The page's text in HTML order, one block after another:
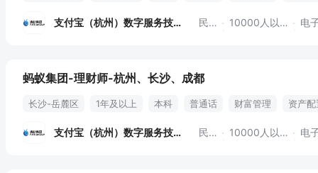
支付宝（杭州）数字服务技术 民营 10000人以上 电
蚂蚁集团-理财师-杭州、长沙、成都
长沙-岳麓区 1年及以上 本科 普通话 财富管理
资产
支付宝（杭州）数字服务技术 民营 10000人以上 电